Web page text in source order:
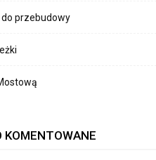
do przebudowy
KOMENTOWANE